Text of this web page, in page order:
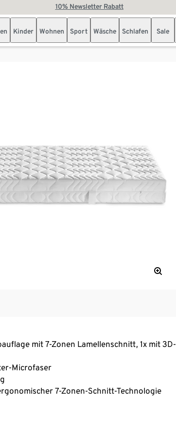
10% Newsletter Rabatt
Kinder Wohnen Sport Wäsche Schlafen Sale
mit 7-Zonen Lamellenschnitt, 1x mit 3D-
Microfaser
7-Zonen-Schnitt-Technologie
C
Körperanpassung und Unterstützung